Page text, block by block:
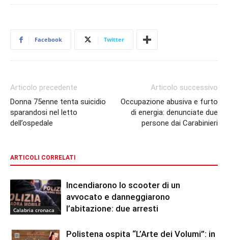
Facebook Twitter
Articolo precedente
Donna 75enne tenta suicidio
sparandosi nel letto
dell’ospedale
Articolo successivo
Occupazione abusiva e furto
di energia: denunciate due
persone dai Carabinieri
ARTICOLI CORRELATI
Calabria cronaca
Incendiarono lo scooter di un
avvocato e danneggiarono
l’abitazione: due arresti
Polistena ospita “L’Arte dei Volumi”: in